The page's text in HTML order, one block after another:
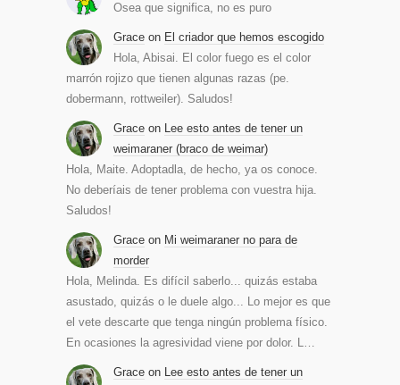
Osea que significa, no es puro
Grace on El criador que hemos escogido
Hola, Abisai. El color fuego es el color
marrón rojizo que tienen algunas razas (pe.
dobermann, rottweiler). Saludos!
Grace on Lee esto antes de tener un
weimaraner (braco de weimar)
Hola, Maite. Adoptadla, de hecho, ya os conoce.
No deberíais de tener problema con vuestra hija.
Saludos!
Grace on Mi weimaraner no para de
morder
Hola, Melinda. Es difícil saberlo... quizás estaba
asustado, quizás o le duele algo... Lo mejor es que
el vete descarte que tenga ningún problema físico.
En ocasiones la agresividad viene por dolor. L…
Grace on Lee esto antes de tener un